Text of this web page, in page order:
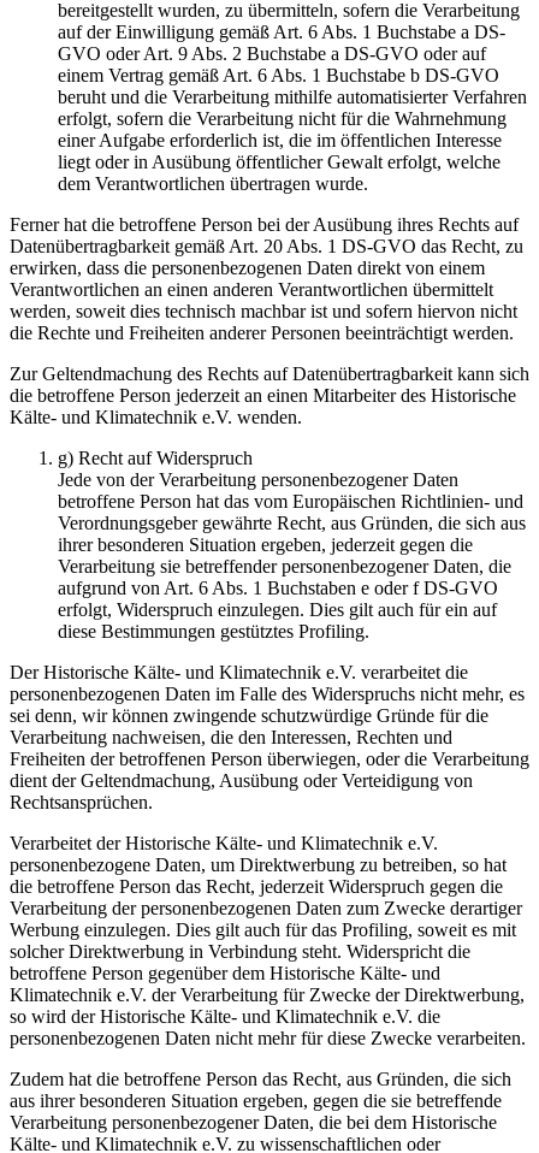
bereitgestellt wurden, zu übermitteln, sofern die Verarbeitung
auf der Einwilligung gemäß Art. 6 Abs. 1 Buchstabe a DS-
GVO oder Art. 9 Abs. 2 Buchstabe a DS-GVO oder auf
einem Vertrag gemäß Art. 6 Abs. 1 Buchstabe b DS-GVO
beruht und die Verarbeitung mithilfe automatisierter Verfahren
erfolgt, sofern die Verarbeitung nicht für die Wahrnehmung
einer Aufgabe erforderlich ist, die im öffentlichen Interesse
liegt oder in Ausübung öffentlicher Gewalt erfolgt, welche
dem Verantwortlichen übertragen wurde.
Ferner hat die betroffene Person bei der Ausübung ihres Rechts auf
Datenübertragbarkeit gemäß Art. 20 Abs. 1 DS-GVO das Recht, zu
erwirken, dass die personenbezogenen Daten direkt von einem
Verantwortlichen an einen anderen Verantwortlichen übermittelt
werden, soweit dies technisch machbar ist und sofern hiervon nicht
die Rechte und Freiheiten anderer Personen beeinträchtigt werden.
Zur Geltendmachung des Rechts auf Datenübertragbarkeit kann sich
die betroffene Person jederzeit an einen Mitarbeiter des Historische
Kälte- und Klimatechnik e.V. wenden.
g) Recht auf Widerspruch
Jede von der Verarbeitung personenbezogener Daten
betroffene Person hat das vom Europäischen Richtlinien- und
Verordnungsgeber gewährte Recht, aus Gründen, die sich aus
ihrer besonderen Situation ergeben, jederzeit gegen die
Verarbeitung sie betreffender personenbezogener Daten, die
aufgrund von Art. 6 Abs. 1 Buchstaben e oder f DS-GVO
erfolgt, Widerspruch einzulegen. Dies gilt auch für ein auf
diese Bestimmungen gestütztes Profiling.
Der Historische Kälte- und Klimatechnik e.V. verarbeitet die
personenbezogenen Daten im Falle des Widerspruchs nicht mehr, es
sei denn, wir können zwingende schutzwürdige Gründe für die
Verarbeitung nachweisen, die den Interessen, Rechten und
Freiheiten der betroffenen Person überwiegen, oder die Verarbeitung
dient der Geltendmachung, Ausübung oder Verteidigung von
Rechtsansprüchen.
Verarbeitet der Historische Kälte- und Klimatechnik e.V.
personenbezogene Daten, um Direktwerbung zu betreiben, so hat
die betroffene Person das Recht, jederzeit Widerspruch gegen die
Verarbeitung der personenbezogenen Daten zum Zwecke derartiger
Werbung einzulegen. Dies gilt auch für das Profiling, soweit es mit
solcher Direktwerbung in Verbindung steht. Widerspricht die
betroffene Person gegenüber dem Historische Kälte- und
Klimatechnik e.V. der Verarbeitung für Zwecke der Direktwerbung,
so wird der Historische Kälte- und Klimatechnik e.V. die
personenbezogenen Daten nicht mehr für diese Zwecke verarbeiten.
Zudem hat die betroffene Person das Recht, aus Gründen, die sich
aus ihrer besonderen Situation ergeben, gegen die sie betreffende
Verarbeitung personenbezogener Daten, die bei dem Historische
Kälte- und Klimatechnik e.V. zu wissenschaftlichen oder